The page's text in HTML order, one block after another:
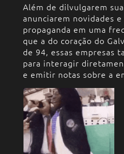
Além de dilvulgarem
anunciarem novidades
propaganda em uma
que a do coração do
de 94, essas empresas
para interagir
e emitir notas sobre a